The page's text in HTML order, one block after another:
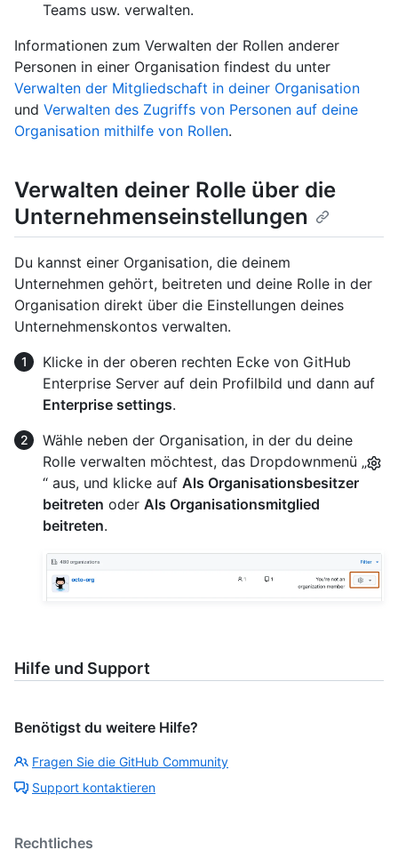
Teams usw. verwalten.
Informationen zum Verwalten der Rollen anderer
Personen in einer Organisation findest du unter
Verwalten der Mitgliedschaft in deiner Organisation
und Verwalten des Zugriffs von Personen auf deine
Organisation mithilfe von Rollen.
Verwalten deiner Rolle über die
Unternehmenseinstellungen
Du kannst einer Organisation, die deinem
Unternehmen gehört, beitreten und deine Rolle in der
Organisation direkt über die Einstellungen deines
Unternehmenskontos verwalten.
Klicke in der oberen rechten Ecke von GitHub
Enterprise Server auf dein Profilbild und dann auf
Enterprise settings.
Wähle neben der Organisation, in der du deine
Rolle verwalten möchtest, das Dropdownmenü „
“ aus, und klicke auf Als Organisationsbesitzer
beitreten oder Als Organisationsmitglied
beitreten.
Hilfe und Support
Benötigst du weitere Hilfe?
Fragen Sie die GitHub Community
Support kontaktieren
Rechtliches